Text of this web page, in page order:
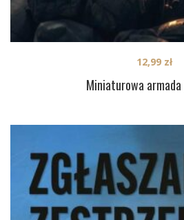
Miniaturowa
12,99 zł